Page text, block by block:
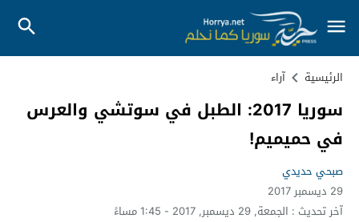
الرئيسية آراء
سوريا 2017: الطبل في سوتشي والعرس
في حميميم!
صبحي حديدي
29 ديسمبر 2017
آخر تحديث : الجمعة, 29 ديسمبر, 2017 - 1:45 مساءً